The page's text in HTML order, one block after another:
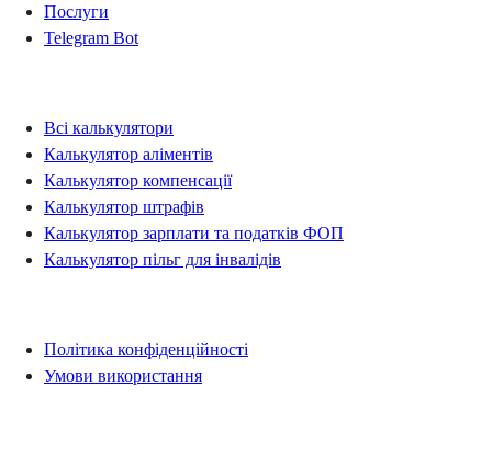
Послуги
Telegram Bot
Всі калькулятори
Калькулятор аліментів
Калькулятор компенсації
Калькулятор штрафів
Калькулятор зарплати та податків ФОП
Калькулятор пільг для інвалідів
Політика конфіденційності
Умови використання